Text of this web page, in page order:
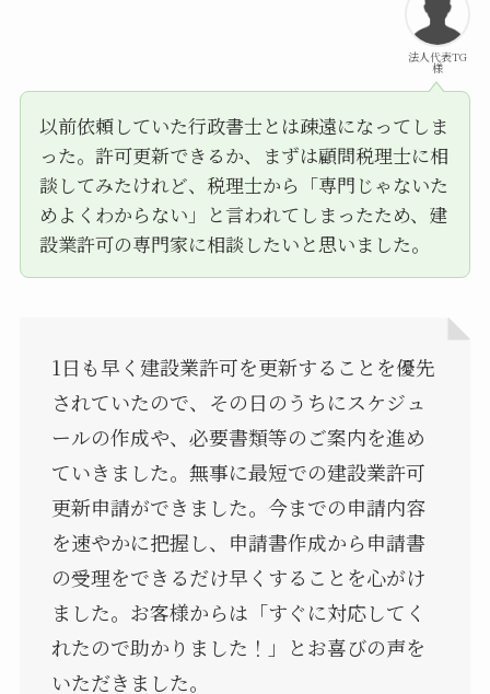
法人代表TG
様
以前依頼していた行政書士とは疎遠になってしま
った。許可更新できるか、まずは顧問税理士に相
談してみたけれど、税理士から「専門じゃないた
めよくわからない」と言われてしまったため、建
設業許可の専門家に相談したいと思いました。
1日も早く建設業許可を更新することを優先
されていたので、その日のうちにスケジュ
ールの作成や、必要書類等のご案内を進め
ていきました。無事に最短での建設業許可
更新申請ができました。今までの申請内容
を速やかに把握し、申請書作成から申請書
の受理をできるだけ早くすることを心がけ
ました。お客様からは「すぐに対応してく
れたので助かりました！」とお喜びの声を
いただきました。